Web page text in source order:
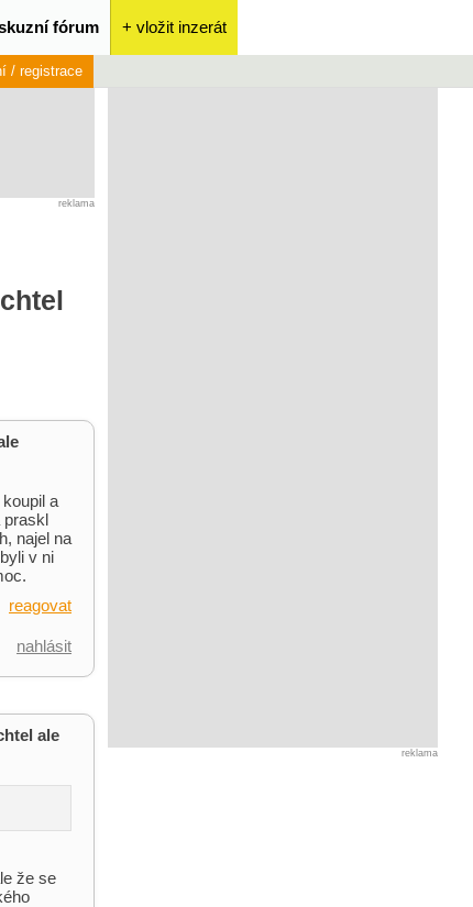
fórum + vložit inzerát
/ registrace
reklama
a
praskl
najel na
v ni
reagovat
nahlásit
ale
že se
reklama